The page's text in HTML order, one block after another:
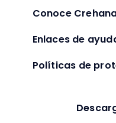
Conoce
Enlaces de
Políticas de